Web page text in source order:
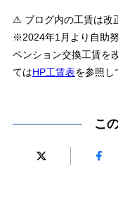
⚠ ブログ内の工賃は改
※2024年1月より自助
ペンション交換工賃を
てはHP工賃表を参照し
こ